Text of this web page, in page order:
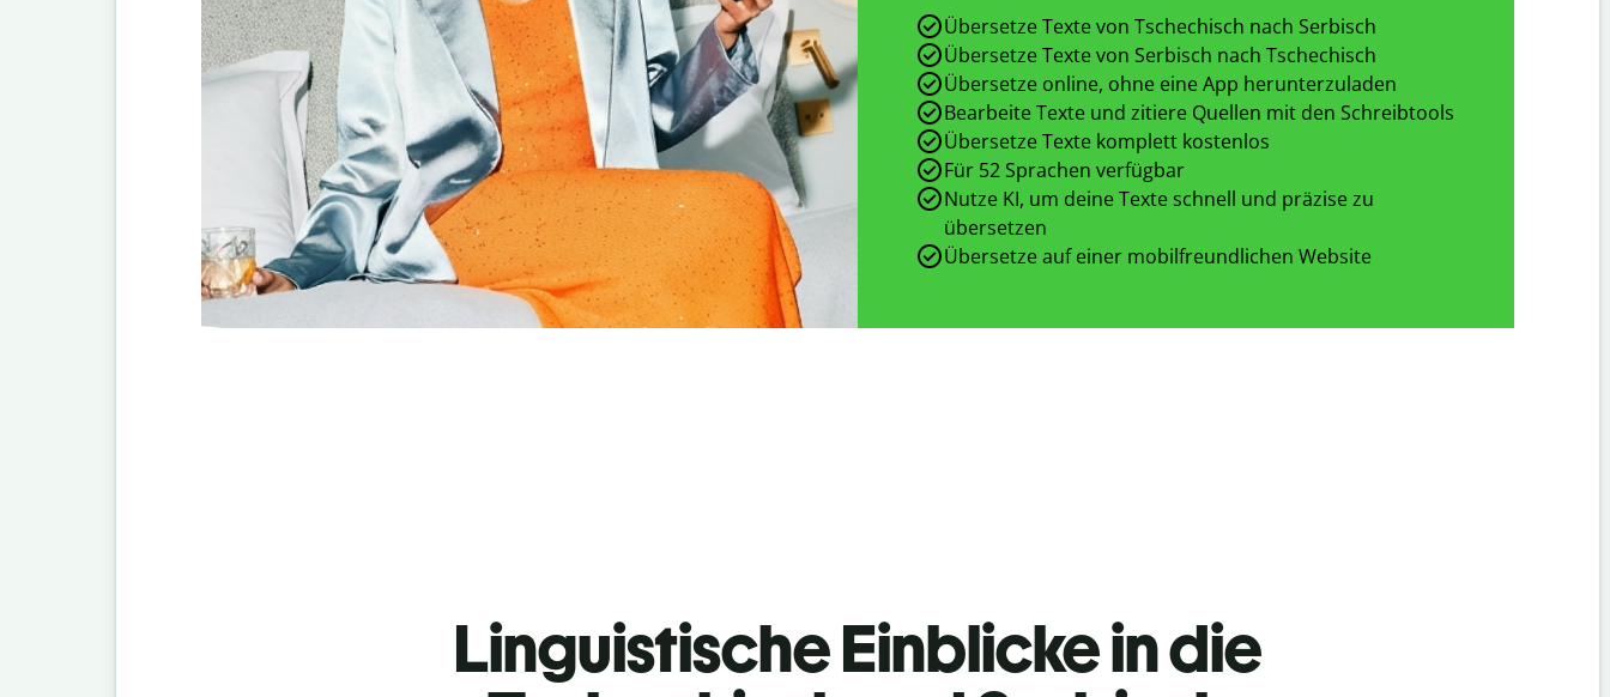
Übersetze Texte von Tschechisch nach Serbisch
Übersetze Texte von Serbisch nach Tschechisch
Übersetze online, ohne eine App herunterzuladen
Bearbeite Texte und zitiere Quellen mit den Schreibtools
Übersetze Texte komplett kostenlos
Für 52 Sprachen verfügbar
Nutze KI, um deine Texte schnell und präzise zu
übersetzen
Übersetze auf einer mobilfreundlichen Website
Linguistische Einblicke in die